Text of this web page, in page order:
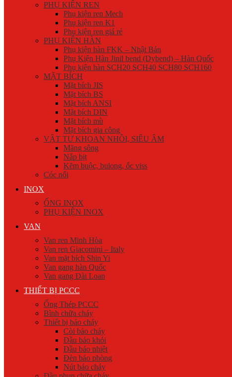
PHỤ KIỆN REN
Phụ kiện ren Mech
Phụ kiện ren K1
Phụ kiện ren giá rẻ
PHỤ KIỆN HÀN
Phụ kiện hàn FKK – Nhật Bản
Phụ Kiện Hàn Jinil bend (Dybend) – Hàn Quốc
Phụ kiện hàn SCH20 SCH40 SCH80 SCH160
MẶT BÍCH
Mặt bích JIS
Mặt bích BS
Mặt bích ANSI
Mặt bích DIN
Mặt bích mù
Mặt bích gia công
VẬT TƯ KHOAN NHỒI, SIÊU ÂM
Măng sông
Nắp bịt
Kẽm buộc, bulong, ốc viss
Cóc nối
INOX
ỐNG INOX
PHỤ KIỆN INOX
VAN
Van ren Minh Hòa
Van ren Giacomini – Italy
Van mặt bích Shin Yi
Van gang hàn Quốc
Van gang Đài Loan
THIẾT BỊ PCCC
Ống Thép PCCC
Bình chữa cháy
Thiết bị báo cháy
Còi báo cháy
Đầu báo khói
Đầu báo nhiệt
Đèn báo phòng
Nút báo cháy